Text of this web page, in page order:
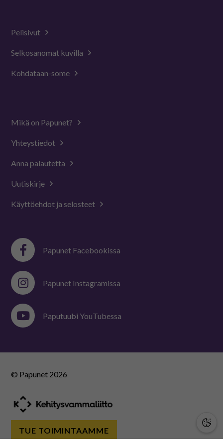
Pelisivut
Selkosanomat kuvilla
Kohdataan-some
Mikä on Papunet?
Yhteystiedot
Anna palautetta
Uutiskirje
Käyttöehdot ja selosteet
Papunet Facebookissa
Papunet Instagramissa
Paputuubi YouTubessa
© Papunet 2026
TUE TOIMINTAAMME